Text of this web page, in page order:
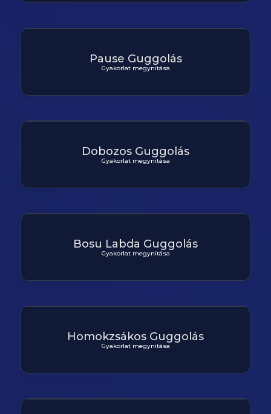
Pause Guggolás
Gyakorlat megynitása
Dobozos Guggolás
Gyakorlat megynitása
Bosu Labda Guggolás
Gyakorlat megynitása
Homokzsákos Guggolás
Gyakorlat megynitása